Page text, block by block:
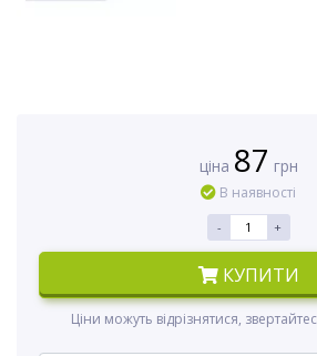
ціна 87 грн
В наявності
- +
КУПИТИ
Ціни можуть відрізнятися,